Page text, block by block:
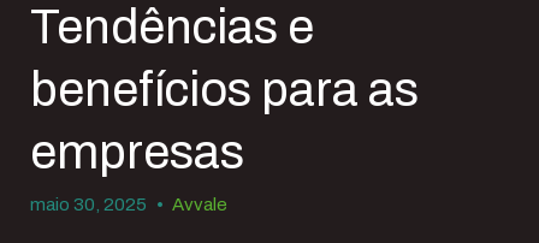
Tendências e
benefícios para as
empresas
maio 30, 2025 • Avvale